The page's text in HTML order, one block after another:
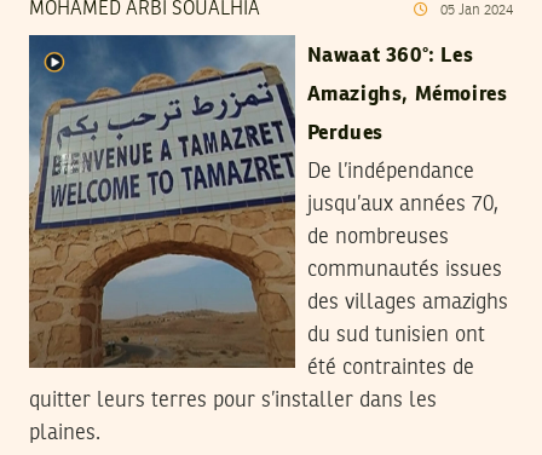
MOHAMED ARBI SOUALHIA 05 Jan 2024
Nawaat 360°: Les
Amazighs, Mémoires
Perdues
De l’indépendance
jusqu’aux années 70,
de nombreuses
communautés issues
des villages amazighs
du sud tunisien ont
été contraintes de
quitter leurs terres pour s’installer dans les
plaines.